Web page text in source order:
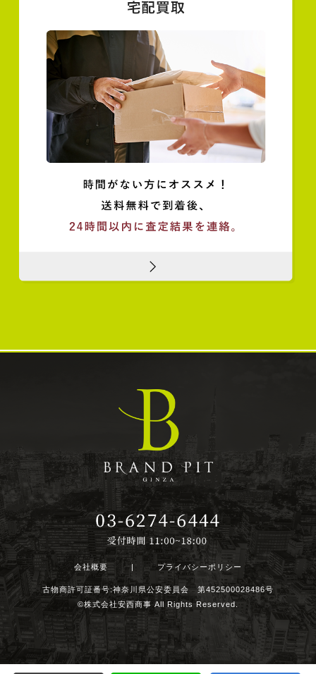
会社概要 プライバシーポリシー
古物商許可証番号:神奈川県公安委員会 第452500028486号
©株式会社安西商事 All Rights Reserved.